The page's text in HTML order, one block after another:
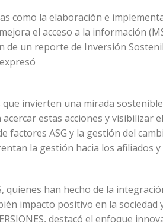
como la elaboración e
el acceso a la información
de un reporte de Inversión
invierten una mirada
estas acciones y visibilizar el
factores ASG y la gestión del
la gestión hacia los afiliados y
quienes han hecho de la
impacto positivo en la sociedad
destacó el enfoque